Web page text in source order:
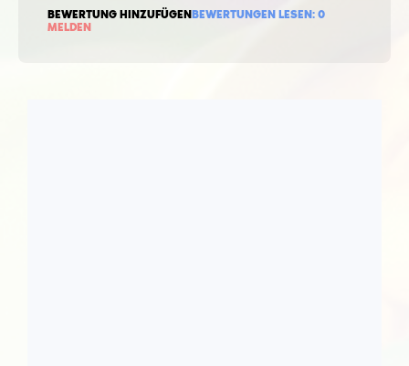
BEWERTUNG HINZUFÜGENBEWERTUNGEN LESEN: 0
MELDEN